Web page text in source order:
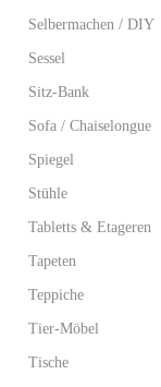
Selbermachen / DIY
Sessel
Sitz-Bank
Sofa / Chaiselongue
Spiegel
Stühle
Tabletts & Etageren
Tapeten
Teppiche
Tier-Möbel
Tische